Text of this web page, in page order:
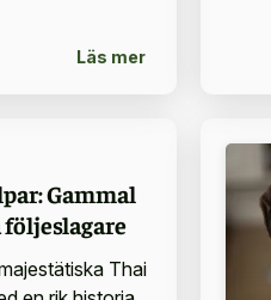
Läs mer
Gammal
Thai